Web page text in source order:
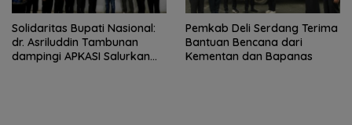
Solidaritas Bupati Nasional:
dr. Asriluddin Tambunan
dampingi APKASI Salurkan
Pemkab Deli Serdang Terima
Bantuan Bencana dari
Kementan dan Bapanas